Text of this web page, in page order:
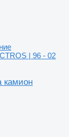
| 96 - 02
камион